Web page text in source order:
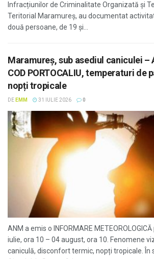
Infracțiunilor de Criminalitate Organizată și
Teritorial Maramureș, au documentat
două persoane, de 19 și...
Maramureș, sub asediul caniculei –
COD PORTOCALIU, temperaturi de
nopți tropicale
DE EMM 31 IULIE 2026 0
ANM a emis o INFORMARE
iulie, ora 10 – 04 august, ora 10. Fenomene
caniculă, disconfort termic, nopți tropicale. În